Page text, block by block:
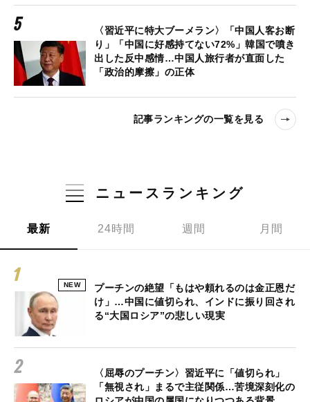
〈習近平に特大ブーメラン〉「中国人客お断
り」「中国に好感持てない72%」韓国で噴き
出した反中感情…中国人旅行者が直面した
「政治的摩擦」の正体
記事ランキングの一覧を見る
ニュースランキング
最新 24時間 週間 月間
NEW
プーチンの絶望「もはや頼れるのは金正恩だ
け」…中国に値切られ、インドに振り回され
る“大国ロシア”の悲しい現実
〈屈辱のプーチン〉習近平に「値切られ」
「無視され」まるで主従関係…苦境深刻化の